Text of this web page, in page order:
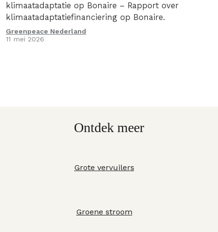
klimaatadaptatie op Bonaire – Rapport over
klimaatadaptatiefinanciering op Bonaire.
Greenpeace Nederland
11 mei 2026
Ontdek meer
Grote vervuilers
Groene stroom